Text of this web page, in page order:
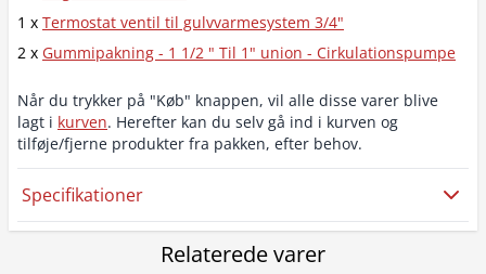
1 x Termostat ventil til gulvvarmesystem 3/4"
2 x Gummipakning - 1 1/2 " Til 1" union - Cirkulationspumpe
Når du trykker på "Køb" knappen, vil alle disse varer blive
lagt i kurven. Herefter kan du selv gå ind i kurven og
tilføje/fjerne produkter fra pakken, efter behov.
Specifikationer
Relaterede varer